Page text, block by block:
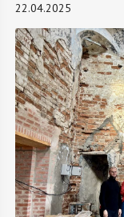
22.04.2025